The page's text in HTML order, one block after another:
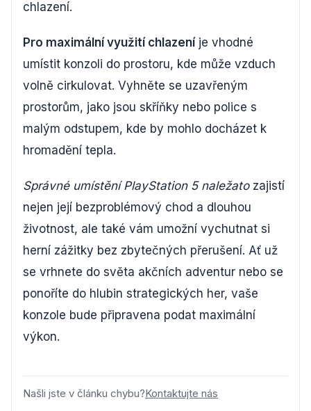
chlazení.
Pro maximální využití chlazení je vhodné
umístit konzoli do prostoru, kde může vzduch
volně cirkulovat. Vyhněte se uzavřeným
prostorům, jako jsou skříňky nebo police s
malým odstupem, kde by mohlo docházet k
hromadění tepla.
Správné umístění PlayStation 5 naležatozajistí
nejen její bezproblémový chod a dlouhou
životnost, ale také vám umožní vychutnat si
herní zážitky bez zbytečných přerušení. Ať už
se vrhnete do světa akčních adventur nebo se
ponoříte do hlubin strategických her, vaše
konzole bude připravena podat maximální
výkon.
Našli jste v článku chybu?Kontaktujte nás